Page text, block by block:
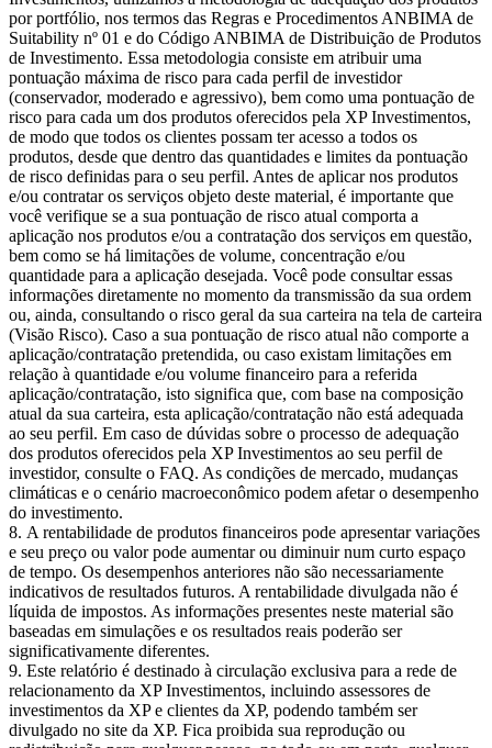
por portfólio, nos termos das Regras e Procedimentos ANBIMA de
Suitability nº 01 e do Código ANBIMA de Distribuição de Produtos
de Investimento. Essa metodologia consiste em atribuir uma
pontuação máxima de risco para cada perfil de investidor
(conservador, moderado e agressivo), bem como uma pontuação de
risco para cada um dos produtos oferecidos pela XP Investimentos,
de modo que todos os clientes possam ter acesso a todos os
produtos, desde que dentro das quantidades e limites da pontuação
de risco definidas para o seu perfil. Antes de aplicar nos produtos
e/ou contratar os serviços objeto deste material, é importante que
você verifique se a sua pontuação de risco atual comporta a
aplicação nos produtos e/ou a contratação dos serviços em questão,
bem como se há limitações de volume, concentração e/ou
quantidade para a aplicação desejada. Você pode consultar essas
informações diretamente no momento da transmissão da sua ordem
ou, ainda, consultando o risco geral da sua carteira na tela de carteira
(Visão Risco). Caso a sua pontuação de risco atual não comporte a
aplicação/contratação pretendida, ou caso existam limitações em
relação à quantidade e/ou volume financeiro para a referida
aplicação/contratação, isto significa que, com base na composição
atual da sua carteira, esta aplicação/contratação não está adequada
ao seu perfil. Em caso de dúvidas sobre o processo de adequação
dos produtos oferecidos pela XP Investimentos ao seu perfil de
investidor, consulte o FAQ. As condições de mercado, mudanças
climáticas e o cenário macroeconômico podem afetar o desempenho
do investimento.
A rentabilidade de produtos financeiros pode apresentar variações
e seu preço ou valor pode aumentar ou diminuir num curto espaço
de tempo. Os desempenhos anteriores não são necessariamente
indicativos de resultados futuros. A rentabilidade divulgada não é
líquida de impostos. As informações presentes neste material são
baseadas em simulações e os resultados reais poderão ser
significativamente diferentes.
Este relatório é destinado à circulação exclusiva para a rede de
relacionamento da XP Investimentos, incluindo assessores de
investimentos da XP e clientes da XP, podendo também ser
divulgado no site da XP. Fica proibida sua reprodução ou